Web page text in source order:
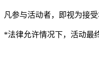
凡参与活动者，即视为接
*法律允许情况下，活动最